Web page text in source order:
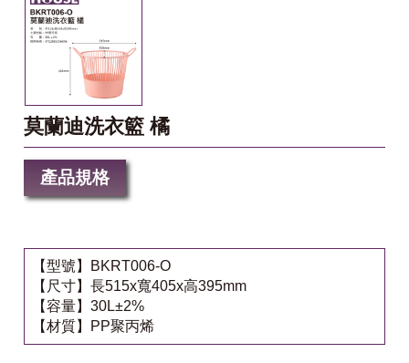
莫蘭迪洗衣籃 橘
產品規格
【型號】BKRT006-O
【尺寸】長515x寬405x高395mm
【容量】30L±2%
【材質】PP聚丙烯